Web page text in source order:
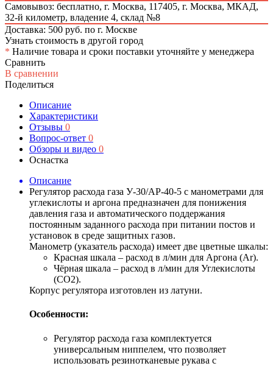
Самовывоз: бесплатно, г. Москва, 117405, г. Москва, МКАД,
32-й километр, владение 4, склад №8
Доставка: 500 руб. по г. Москве
Узнать стоимость в другой город
* Наличие товара и сроки поставки уточняйте у менеджера
Сравнить
В сравнении
Поделиться
Описание
Характеристики
Отзывы 0
Вопрос-ответ 0
Обзоры и видео 0
Оснастка
Описание
Регулятор расхода газа У-30/АР-40-5 с манометрами для
углекислоты и аргона предназначен для понижения
давления газа и автоматического поддержания
постоянным заданного расхода при питании постов и
установок в среде защитных газов.
Манометр (указатель расхода) имеет две цветные шкалы:
Красная шкала – расход в л/мин для Аргона (Ar).
Чёрная шкала – расход в л/мин для Углекислоты
(CO2).
Корпус регулятора изготовлен из латуни.
Особенности:
Регулятор расхода газа комплектуется
универсальным ниппелем, что позволяет
использовать резинотканевые рукава с